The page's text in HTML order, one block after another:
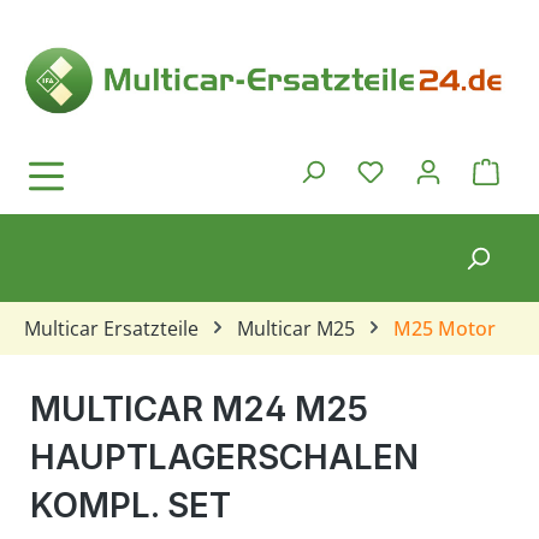
Du hast 0
Multicar Ersatzteile Multicar M25 M25 Motor
MULTICAR M24 M25
HAUPTLAGERSCHALEN
KOMPL. SET